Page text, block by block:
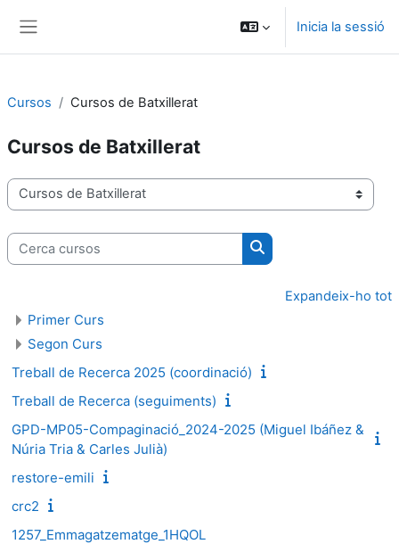
Inicia la sessió
Cursos Cursos de Batxillerat
Cursos de Batxillerat
Categories de cursos
Cerca cursos
Cerca cursos
Expandeix-ho tot
Primer Curs
Segon Curs
Treball de Recerca 2025 (coordinació)
Treball de Recerca (seguiments)
GPD-MP05-Compaginació_2024-2025 (Miguel Ibáñez &
Núria Tria & Carles Julià)
restore-emili
crc2
1257_Emmagatzematge_1HQOL